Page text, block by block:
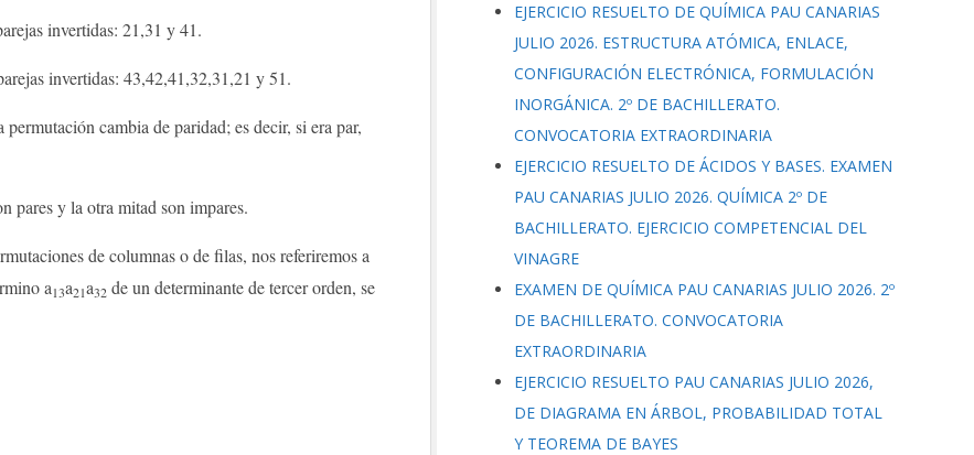
invertidas: 21,31 y 41.
invertidas: 43,42,41,32,31,21 y 51.
cambia de paridad; es decir, si era par,
pares y la otra mitad son impares.
de columnas o de filas, nos referiremos a
a13a21a32 de un determinante de tercer orden, se
EJERCICIO RESUELTO DE QUÍMICA PAU CANARIAS
JULIO 2026. ESTRUCTURA ATÓMICA, ENLACE,
CONFIGURACIÓN ELECTRÓNICA, FORMULACIÓN
INORGÁNICA. 2º DE BACHILLERATO.
CONVOCATORIA EXTRAORDINARIA
EJERCICIO RESUELTO DE ÁCIDOS Y BASES. EXAMEN
PAU CANARIAS JULIO 2026. QUÍMICA 2º DE
BACHILLERATO. EJERCICIO COMPETENCIAL DEL
VINAGRE
EXAMEN DE QUÍMICA PAU CANARIAS JULIO 2026. 2º
DE BACHILLERATO. CONVOCATORIA
EXTRAORDINARIA
EJERCICIO RESUELTO PAU CANARIAS JULIO 2026,
DE DIAGRAMA EN ÁRBOL, PROBABILIDAD TOTAL
Y TEOREMA DE BAYES